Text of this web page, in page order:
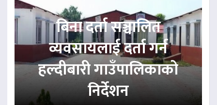
बिना दर्ता सञ्चालित
व्यवसायलाई दर्ता गर्न
हल्दीबारी गाउँपालिकाको
निर्देशन